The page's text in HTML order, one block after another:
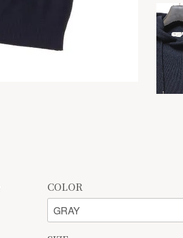
COLOR